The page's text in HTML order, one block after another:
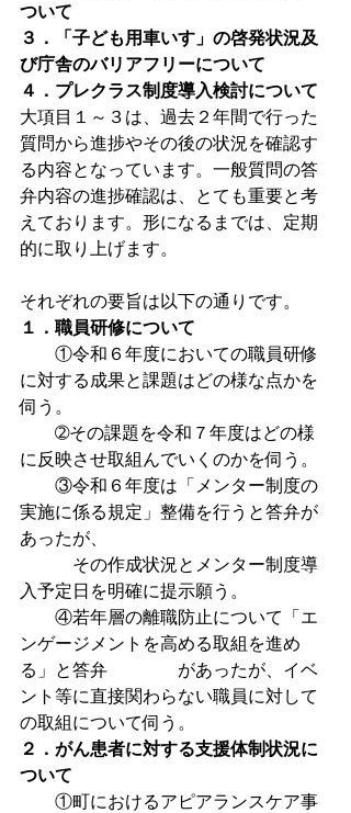
ついて
３．「子ども用車いす」の啓発状況及
び庁舎のバリアフリーについて
４．プレクラス制度導入検討について
大項目１～３は、過去２年間で行った
質問から進捗やその後の状況を確認す
る内容となっています。一般質問の答
弁内容の進捗確認は、とても重要と考
えております。形になるまでは、定期
的に取り上げます。
それぞれの要旨は以下の通りです。
１．職員研修について
①令和６年度においての職員研修
に対する成果と課題はどの様な点かを
伺う。
➁その課題を令和７年度はどの様
に反映させ取組んでいくのかを伺う。
③令和６年度は「メンター制度の
実施に係る規定」整備を行うと答弁が
あったが、
その作成状況とメンター制度導
入予定日を明確に提示願う。
④若年層の離職防止について「エ
ンゲージメントを高める取組を進め
る」と答弁　　　　があったが、イベ
ント等に直接関わらない職員に対して
の取組について伺う。
２．がん患者に対する支援体制状況に
ついて
①町におけるアピアランスケア事